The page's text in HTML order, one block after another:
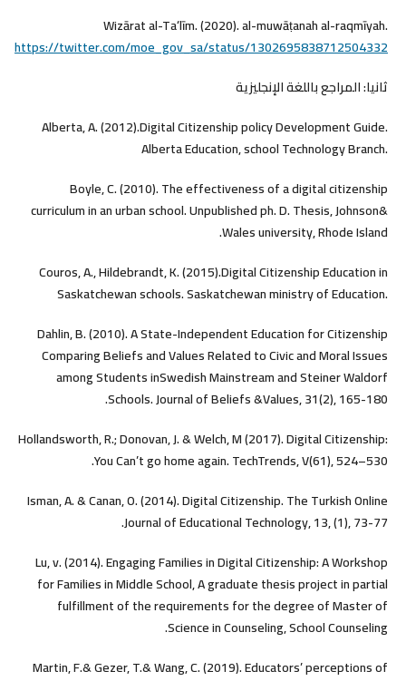
Wizārat al-Taʻlīm. (2020). al-muwāṭanah al-raqmīyah.
https://twitter.com/moe_gov_sa/status/1302695838712504332
ثانيا: المراجع باللغة الإنجليزية
Alberta, A. (2012).Digital Citizenship policy Development ‎Guide.
Alberta Education, school Technology Branch.‎
Boyle, C. (2010). The effectiveness of a digital citizenship
curriculum in an urban school. Unpublished ph. D. Thesis, Johnson&
Wales university, Rhode Island.
Couros, A., Hildebrandt, K. (2015).Digital Citizenship ‎Education in
Saskatchewan schools. Saskatchewan ministry of ‎Education.‎
Dahlin, B. (2010). A State-Independent Education for Citizenship
Comparing Beliefs and Values Related to Civic and Moral Issues
among Students inSwedish Mainstream and Steiner Waldorf
Schools. Journal of Beliefs &Values, 31(2), 165-180.
Hollandsworth, R.; Donovan, J. & Welch, M (2017). Digital Citizenship:
You Can’t go home again. TechTrends, V(61), 524–530.
Isman, A. & Canan, O. (2014). Digital Citizenship. The Turkish Online
Journal of Educational Technology, 13, (1), 73-77.
Lu, v. (2014). Engaging Families in Digital Citizenship: A Workshop
for Families in Middle School, A graduate thesis project in partial
fulfillment of the requirements for the degree of Master of
Science in Counseling, School Counseling.
Martin, F.& Gezer, T.& Wang, C. (2019). Educators’ perceptions of